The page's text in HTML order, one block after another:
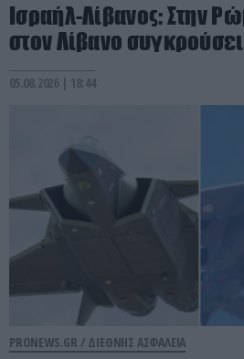
Ισραήλ-Λίβανος: Στην
στον Λίβανο
05.08.2026 | 18:44
PRONEWS.GR / ΔΙΕΘΝΗΣ ΑΣΦΑΛΕΙΑ